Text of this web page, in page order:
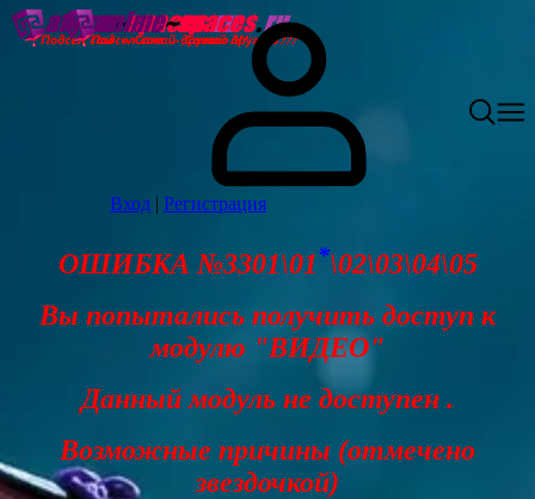
Вход | Регистрация
ОШИБКА №3301\01*\02\03\04\05
Вы попытались получить доступ к
модулю "ВИДЕО"
Данный модуль не доступен .
Возможные причины (отмечено
звездочкой)